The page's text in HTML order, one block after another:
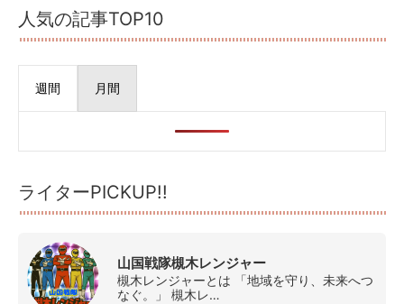
人気の記事TOP10
週間 月間
ライターPICKUP!!
山国戦隊槻木レンジャー
槻木レンジャーとは 「地域を守り、未来へつ
なぐ。」 槻木レ…